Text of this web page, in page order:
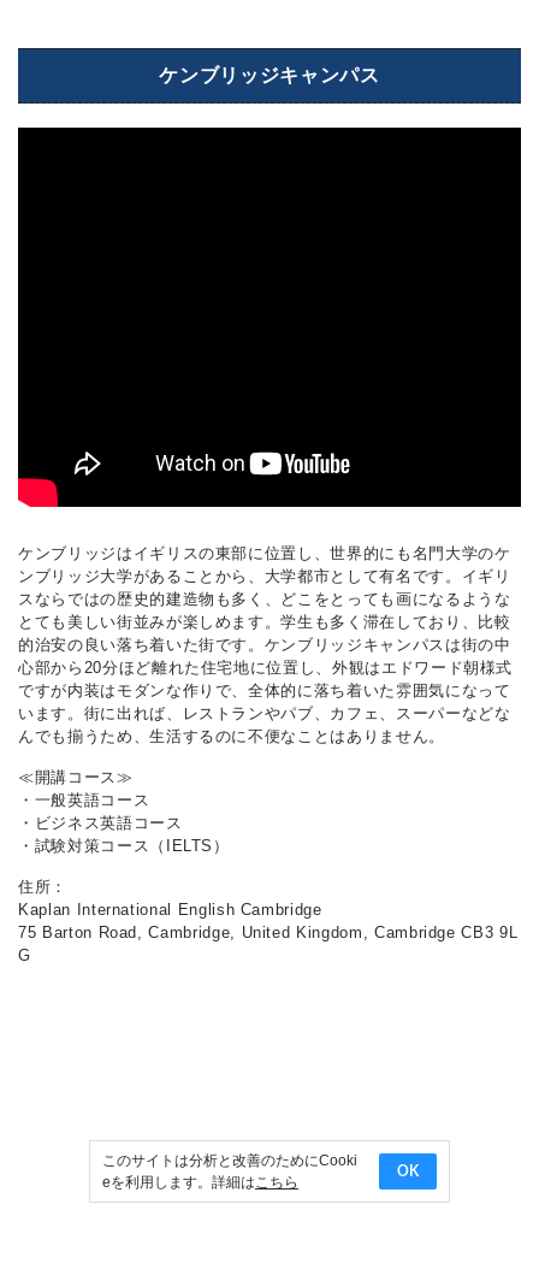
このサイトは分析と改善のためにCooki
eを利用します。詳細はこちら
OK
ケンブリッジキャンパス
ケンブリッジはイギリスの東部に位置し、世界的にも名門大学のケ
ンブリッジ大学があることから、大学都市として有名です。イギリ
スならではの歴史的建造物も多く、どこをとっても画になるような
とても美しい街並みが楽しめます。学生も多く滞在しており、比較
的治安の良い落ち着いた街です。ケンブリッジキャンパスは街の中
心部から20分ほど離れた住宅地に位置し、外観はエドワード朝様式
ですが内装はモダンな作りで、全体的に落ち着いた雰囲気になって
います。街に出れば、レストランやパブ、カフェ、スーパーなどな
んでも揃うため、生活するのに不便なことはありません。
≪開講コース≫
・一般英語コース
・ビジネス英語コース
・試験対策コース（IELTS）
住所：
Kaplan International English Cambridge
75 Barton Road, Cambridge, United Kingdom, Cambridge CB3 9L
G